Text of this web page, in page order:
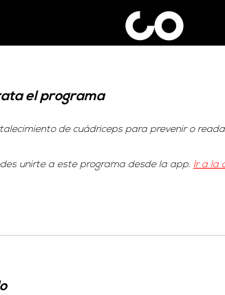
el programa
de cuádriceps para prevenir o
unirte a este programa desde la app. Ir a la